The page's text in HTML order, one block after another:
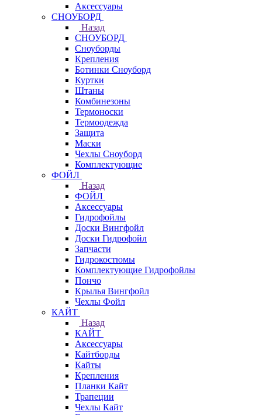
Аксессуары
СНОУБОРД
Назад
СНОУБОРД
Сноуборды
Крепления
Ботинки Сноуборд
Куртки
Штаны
Комбинезоны
Термоноски
Термоодежда
Защита
Маски
Чехлы Сноуборд
Комплектующие
ФОЙЛ
Назад
ФОЙЛ
Аксессуары
Гидрофойлы
Доски Вингфойл
Доски Гидрофойл
Запчасти
Гидрокостюмы
Комплектующие Гидрофойлы
Пончо
Крылья Вингфойл
Чехлы Фойл
КАЙТ
Назад
КАЙТ
Аксессуары
Кайтборды
Кайты
Крепления
Планки Кайт
Трапеции
Чехлы Кайт